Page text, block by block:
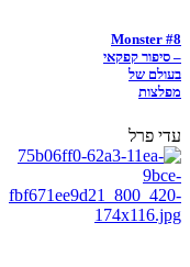
Monster #8
– סיפור קפקאי
בעולם של
מפלצות
עדי פרל